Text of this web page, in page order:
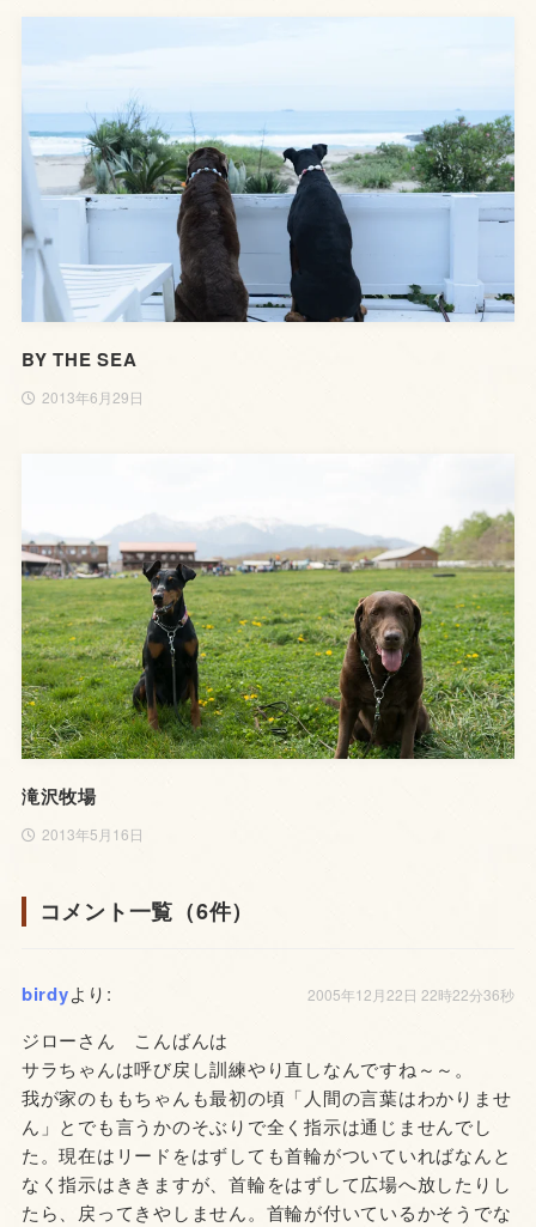
BY THE SEA
2013年6月29日
滝沢牧場
2013年5月16日
コメント一覧（6件）
birdyより: 2005年12月22日 22時22分36秒
ジローさん こんばんは
サラちゃんは呼び戻し訓練やり直しなんですね～～。
我が家のももちゃんも最初の頃「人間の言葉はわかりませ
ん」とでも言うかのそぶりで全く指示は通じませんでし
た。現在はリードをはずしても首輪がついていればなんと
なく指示はききますが、首輪をはずして広場へ放したりし
たら、戻ってきやしません。首輪が付いているかそうでな